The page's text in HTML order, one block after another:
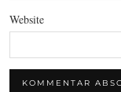
Website